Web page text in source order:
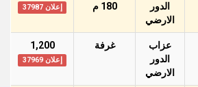
الدور
اﻻرضي
180 م
إعلان 37987
عزاب
الدور
اﻻرضي
غرفة 1,200
إعلان 37969